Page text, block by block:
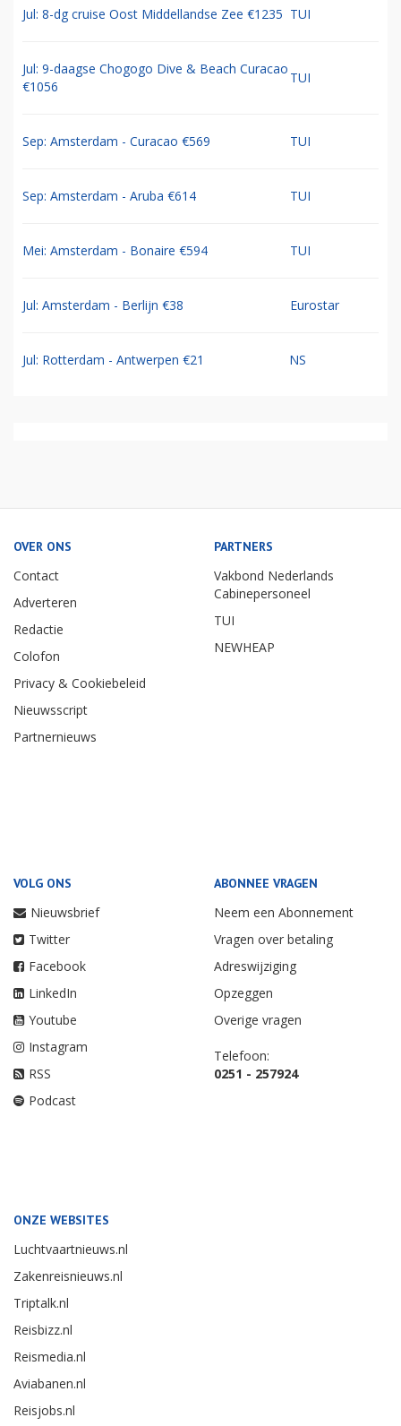
Jul: 8-dg cruise Oost Middellandse Zee €1235 TUI
Jul: 9-daagse Chogogo Dive & Beach Curacao
€1056
TUI
Sep: Amsterdam - Curacao €569 TUI
Sep: Amsterdam - Aruba €614 TUI
Mei: Amsterdam - Bonaire €594 TUI
Jul: Amsterdam - Berlijn €38 Eurostar
Jul: Rotterdam - Antwerpen €21 NS
OVER ONS
Contact
Adverteren
Redactie
Colofon
Privacy & Cookiebeleid
Nieuwsscript
Partnernieuws
PARTNERS
Vakbond Nederlands
Cabinepersoneel
TUI
NEWHEAP
VOLG ONS
Nieuwsbrief
Twitter
Facebook
LinkedIn
Youtube
Instagram
RSS
Podcast
ABONNEE VRAGEN
Neem een Abonnement
Vragen over betaling
Adreswijziging
Opzeggen
Overige vragen
Telefoon:
0251 - 257924
ONZE WEBSITES
Luchtvaartnieuws.nl
Zakenreisnieuws.nl
Triptalk.nl
Reisbizz.nl
Reismedia.nl
Aviabanen.nl
Reisjobs.nl